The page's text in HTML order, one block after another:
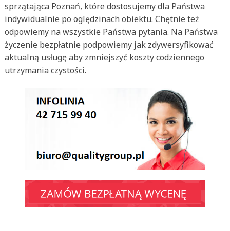
sprzątająca Poznań, które dostosujemy dla Państwa
indywidualnie po oględzinach obiektu. Chętnie też
odpowiemy na wszystkie Państwa pytania. Na Państwa
życzenie bezpłatnie podpowiemy jak zdywersyfikować
aktualną usługę aby zmniejszyć koszty codziennego
utrzymania czystości.